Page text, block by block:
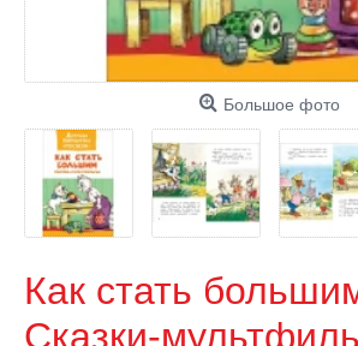
Большое фото
Как стать
Сказки-